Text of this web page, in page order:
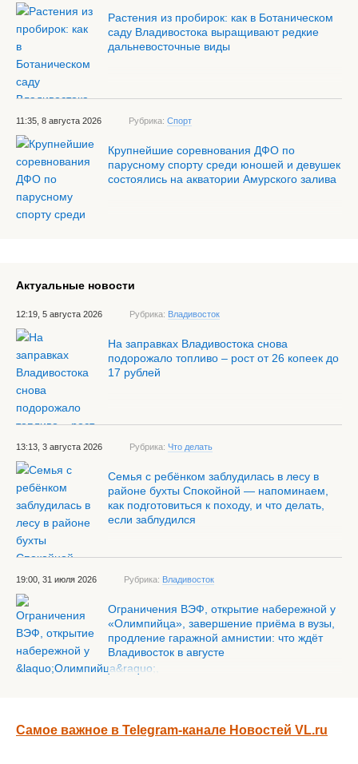
Растения из пробирок: как в Ботаническом
саду Владивостока выращивают редкие
дальневосточные виды
11:35, 8 августа 2026 Рубрика: Спорт
Крупнейшие соревнования ДФО по
парусному спорту среди юношей и девушек
состоялись на акватории Амурского залива
Актуальные новости
12:19, 5 августа 2026 Рубрика: Владивосток
На заправках Владивостока снова
подорожало топливо – рост от 26 копеек до
17 рублей
13:13, 3 августа 2026 Рубрика: Что делать
Семья с ребёнком заблудилась в лесу в
районе бухты Спокойной — напоминаем,
как подготовиться к походу, и что делать,
если заблудился
19:00, 31 июля 2026 Рубрика: Владивосток
Ограничения ВЭФ, открытие набережной у
«Олимпийца», завершение приёма в вузы,
продление гаражной амнистии: что ждёт
Владивосток в августе
Самое важное в Telegram-канале Новостей VL.ru